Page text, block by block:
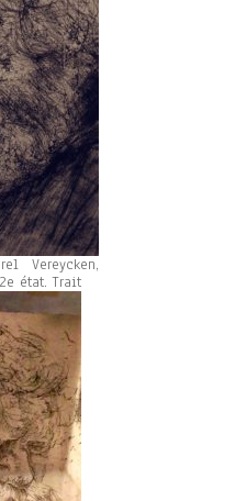
Vereycken,
état. Trait